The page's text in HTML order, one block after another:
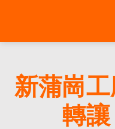
新蒲崗
轉讓